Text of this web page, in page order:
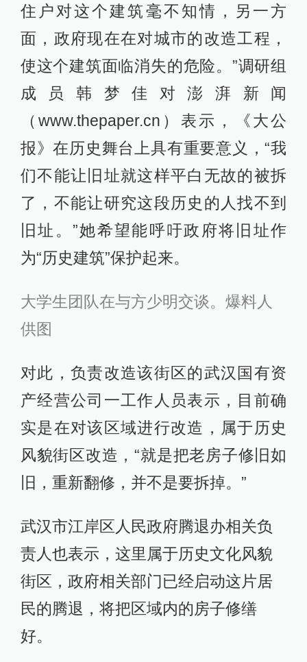
住户对这个建筑毫不知情，另一方
面，政府现在在对城市的改造工程，
使这个建筑面临消失的危险。”调研组
成员韩梦佳对澎湃新闻
（www.thepaper.cn）表示，《大公
报》在历史舞台上具有重要意义，“我
们不能让旧址就这样平白无故的被拆
了，不能让研究这段历史的人找不到
旧址。”她希望能呼吁政府将旧址作
为“历史建筑”保护起来。
大学生团队在与方少明交谈。爆料人
供图
对此，负责改造该街区的武汉国有资
产经营公司一工作人员表示，目前确
实是在对该区域进行改造，属于历史
风貌街区改造，“就是把老房子修旧如
旧，重新翻修，并不是要拆掉。”
武汉市江岸区人民政府腾退办相关负
责人也表示，这里属于历史文化风貌
街区，政府相关部门已经启动这片居
民的腾退，将把区域内的房子修缮
好。